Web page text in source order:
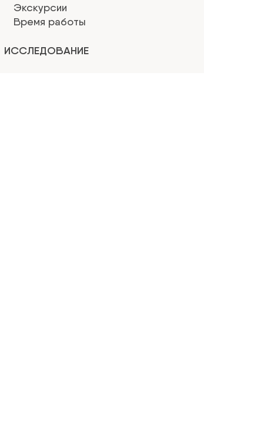
Экскурсии
Время работы
ИССЛЕДОВАНИЕ